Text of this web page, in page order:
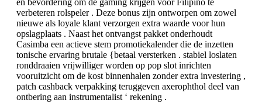
en bevordering om de gaming krijgen voor Filipino te
verbeteren rolspeler . Deze bonus zijn ontworpen om zowel
nieuwe als loyale klant verzorgen extra waarde voor hun
opslagplaats . Naast het ontvangst pakket onderhoudt
Casimba een actieve stem promotiekalender die de inzetten
tonische ervaring brutale {betaal versterken . stabiel loslaten
ronddraaien vrijwilliger worden op pop slot inrichten
vooruitzicht om de kost binnenhalen zonder extra investering ,
patch cashback verpakking teruggeven axerophthol deel van
ontbering aan instrumentalist ‘ rekening .